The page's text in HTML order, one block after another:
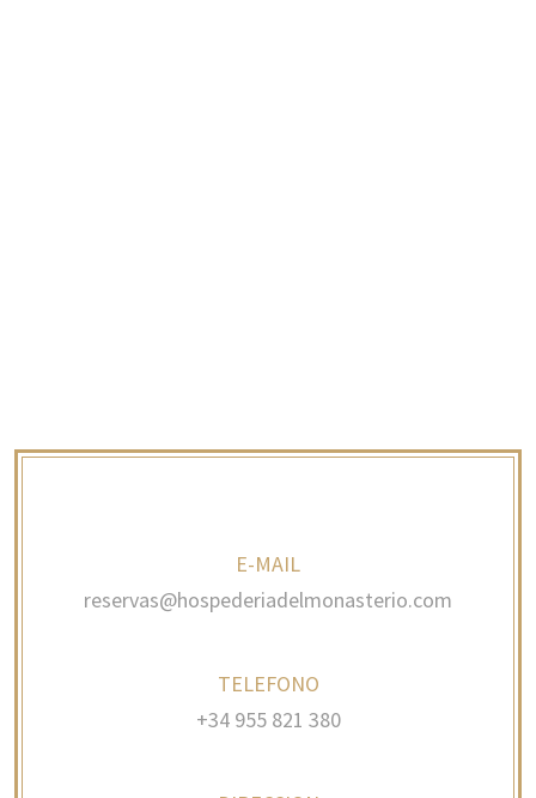
E-MAIL
reservas@hospederiadelmonasterio.com
TELEFONO
+34 955 821 380